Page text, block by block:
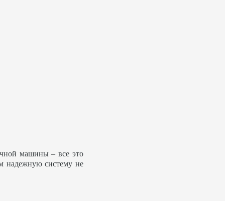
машины – все это
надежную систему не